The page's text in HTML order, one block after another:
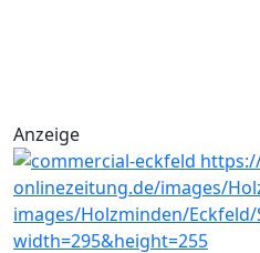
Anzeige